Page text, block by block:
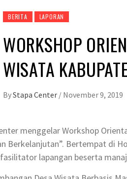
BERITA LAPORAN
WORKSHOP
WISATA
ByStapa Center / November 9, 2019
menggelar Workshop
Berkelanjutan”. Bertempat di
lapangan beserta